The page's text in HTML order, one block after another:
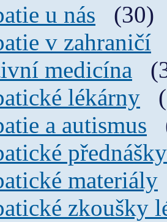
u nás
(30)
v zahraničí
medicína
lékárny
a autismus
přednášky
materiály
zkoušky